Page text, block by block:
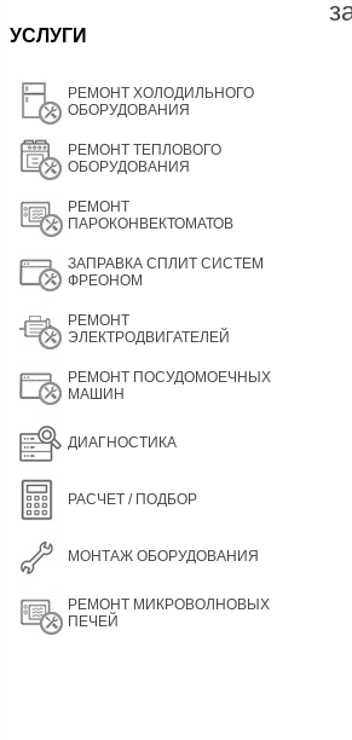
УСЛУГИ
РЕМОНТ ХОЛОДИЛЬНОГО
ОБОРУДОВАНИЯ
РЕМОНТ ТЕПЛОВОГО
ОБОРУДОВАНИЯ
РЕМОНТ
ПАРОКОНВЕКТОМАТОВ
ЗАПРАВКА СПЛИТ СИСТЕМ
ФРЕОНОМ
РЕМОНТ
ЭЛЕКТРОДВИГАТЕЛЕЙ
РЕМОНТ ПОСУДОМОЕЧНЫХ
МАШИН
ДИАГНОСТИКА
РАСЧЕТ / ПОДБОР
МОНТАЖ ОБОРУДОВАНИЯ
РЕМОНТ МИКРОВОЛНОВЫХ
ПЕЧЕЙ